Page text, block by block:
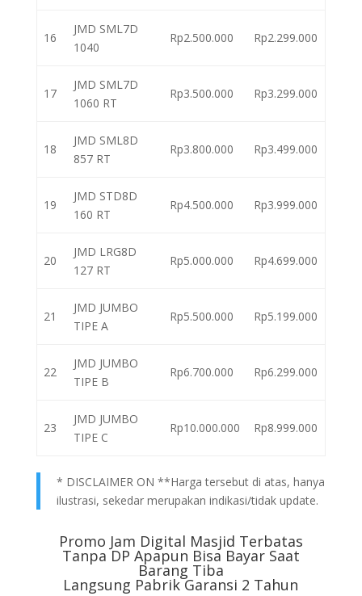
16
JMD SML7D
1040
Rp2.500.000 Rp2.299.000
17
JMD SML7D
1060 RT
Rp3.500.000 Rp3.299.000
18
JMD SML8D
857 RT
Rp3.800.000 Rp3.499.000
19
JMD STD8D
160 RT
Rp4.500.000 Rp3.999.000
20
JMD LRG8D
127 RT
Rp5.000.000 Rp4.699.000
21
JMD JUMBO
TIPE A
Rp5.500.000 Rp5.199.000
22
JMD JUMBO
TIPE B
Rp6.700.000 Rp6.299.000
23
JMD JUMBO
TIPE C
Rp10.000.000 Rp8.999.000
* DISCLAIMER ON **Harga tersebut di atas, hanya
ilustrasi, sekedar merupakan indikasi/tidak update.
Promo Jam Digital Masjid Terbatas
Tanpa DP Apapun Bisa Bayar Saat
Barang Tiba
Langsung Pabrik Garansi 2 Tahun